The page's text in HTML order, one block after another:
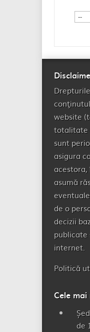
website
totalitate
sunt
asigura
acestora,
asumă
de o
decizii
publicate
internet.
Politică
Cele
de